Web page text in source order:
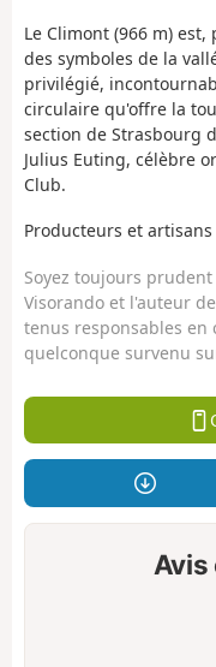
Le Climont (966 m)
des symboles de la
privilégié,
circulaire qu'offre la
section de Strasbourg
Julius Euting, célèbre
Club.
Producteurs et
Soyez toujours
Visorando et l'auteur
tenus responsables en
quelconque survenu
Avis